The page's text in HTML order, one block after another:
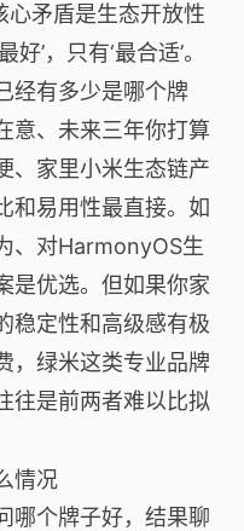
心矛盾是生态开放性
’，只有‘最合适’。
经有多少是哪个牌
意、未来三年你打算
、家里小米生态链产
和易用性最直接。如
、对HarmonyOS生
是优选。但如果你家
稳定性和高级感有极
，绿米这类专业品牌
往是前两者难以比拟
情况
哪个牌子好，结果聊